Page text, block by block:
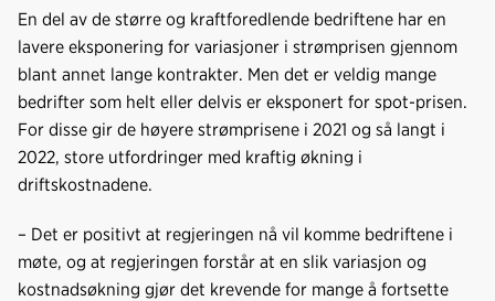
e
b
o
k
e
d
n
o
s
t
En del av de større og kraftforedlende bedriftene har en
lavere eksponering for variasjoner i strømprisen gjennom
blant annet lange kontrakter. Men det er veldig mange
bedrifter som helt eller delvis er eksponert for spot-prisen.
For disse gir de høyere strømprisene i 2021 og så langt i
2022, store utfordringer med kraftig økning i
driftskostnadene.
– Det er positivt at regjeringen nå vil komme bedriftene i
møte, og at regjeringen forstår at en slik variasjon og
kostnadsøkning gjør det krevende for mange å fortsette